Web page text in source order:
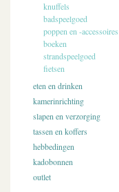
knuffels
badspeelgoed
poppen en -accessoires
boeken
strandspeelgoed
fietsen
eten en drinken
kamerinrichting
slapen en verzorging
tassen en koffers
hebbedingen
kadobonnen
outlet